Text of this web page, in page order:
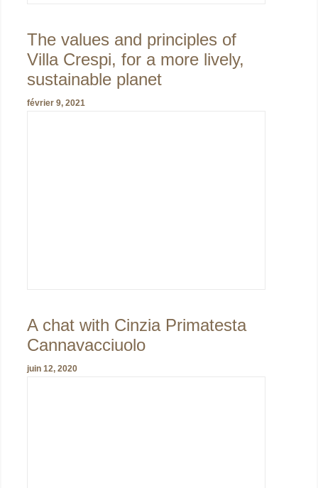
The values and principles of
Villa Crespi, for a more lively,
sustainable planet
février 9, 2021
A chat with Cinzia Primatesta
Cannavacciuolo
juin 12, 2020